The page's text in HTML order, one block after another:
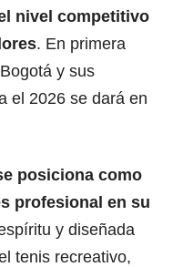
nivel competitivo
. En primera
y sus
el 2026 se dará en
posiciona como
profesional en su
y diseñada
tenis recreativo,